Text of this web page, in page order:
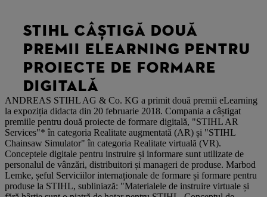
STIHL CÂȘTIGĂ DOUĂ
PREMII ELEARNING PENTRU
PROIECTE DE FORMARE
DIGITALĂ
ANDREAS STIHL AG & Co. KG a primit două premii eLearning
la expoziția didacta din 20 februarie 2018. Compania a câștigat
premiile pentru două proiecte de formare digitală, "STIHL AR
Services"* în categoria Realitate augmentată (AR) și "STIHL
Chainsaw Simulator" în categoria Realitate virtuală (VR).
Conceptele digitale pentru instruire și informare sunt utilizate de
personalul de vânzări, distribuitori și manageri de produse. Marbod
Lemke, șeful Serviciilor internaționale de formare și formare pentru
produse la STIHL, subliniază: "Materialele de instruire virtuale și